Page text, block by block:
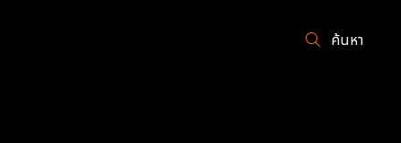
ค้นหา